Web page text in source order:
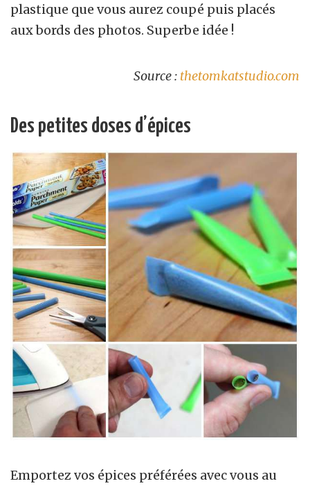
plastique que vous aurez coupé puis placés
aux bords des photos. Superbe idée !
Source : thetomkatstudio.com
Des petites doses d’épices
Emportez vos épices préférées avec vous au